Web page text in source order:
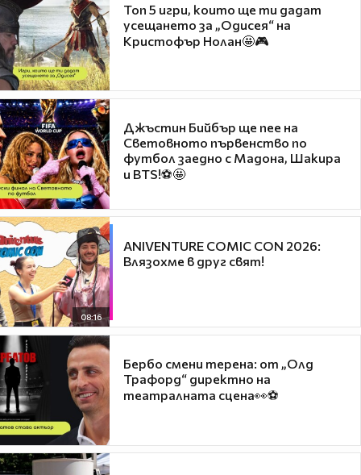
Топ 5 игри, които ще ти дадат
усещането за „Одисея“ на
Кристофър Нолан🤩🎮
Джъстин Бийбър ще пее на
Световното първенство по
футбол заедно с Мадона, Шакира
и BTS!⚽🤩
08:16
ANIVENTURE COMIC CON 2026:
Влязохме в друг свят!
Бербо смени терена: от „Олд
Трафорд“ директно на
театралната сцена👀⚽